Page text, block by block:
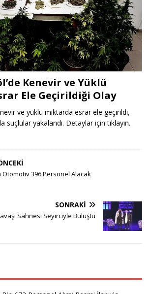
Kenevir ve Yüklü
Ele Geçirildiği Olay
ve yüklü miktarda esrar ele geçirildi,
suçlular yakalandı. Detaylar için tıklayın.
Otomotiv 396 Personel Alacak
SONRAKI
Sahnesi Seyirciyle Buluştu